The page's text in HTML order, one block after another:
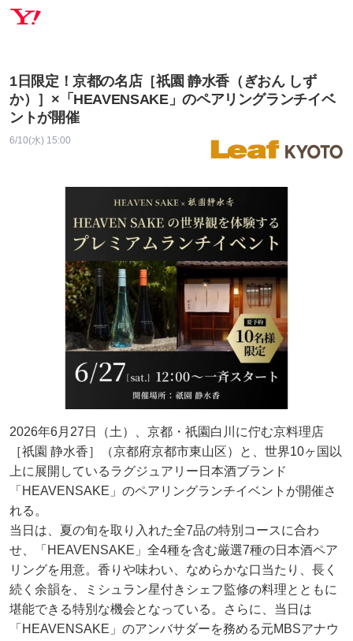
1日限定！京都の名店［祇園 静水香（ぎおん しず
か）］×「HEAVENSAKE」のペアリングランチイベ
ントが開催
6/10(水) 15:00
2026年6月27日（土）、京都・祇園白川に佇む京料理店
［祇園 静水香］（京都府京都市東山区）と、世界10ヶ国以
上に展開しているラグジュアリー日本酒ブランド
「HEAVENSAKE」のペアリングランチイベントが開催さ
れる。
当日は、夏の旬を取り入れた全7品の特別コースに合わ
せ、「HEAVENSAKE」全4種を含む厳選7種の日本酒ペア
リングを用意。香りや味わい、なめらかな口当たり、長く
続く余韻を、ミシュラン星付きシェフ監修の料理とともに
堪能できる特別な機会となっている。さらに、当日は
「HEAVENSAKE」のアンバサダーを務める元MBSアナウ